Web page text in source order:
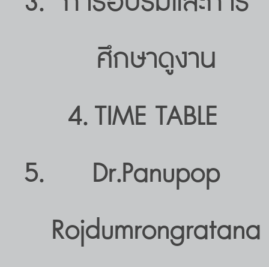
ศึกษาดูงาน
TIME TABLE
Dr.Panupop
Rojdumrongratana